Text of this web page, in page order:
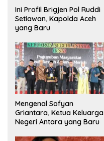
Ini Profil Brigjen Pol Ruddi
Setiawan, Kapolda Aceh
yang Baru
Mengenal Sofyan
Griantara, Ketua Keluarga
Negeri Antara yang Baru